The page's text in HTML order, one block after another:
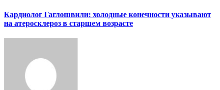
Кардиолог Гаглошвили: холодные конечности указывают
на атеросклероз в старшем возрасте